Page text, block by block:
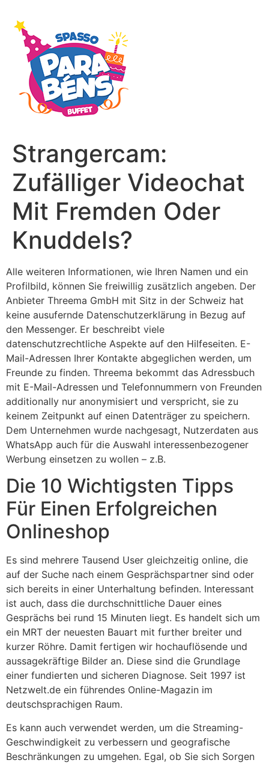
Strangercam:
Zufälliger Videochat
Mit Fremden Oder
Knuddels?
Alle weiteren Informationen, wie Ihren Namen und ein
Profilbild, können Sie freiwillig zusätzlich angeben. Der
Anbieter Threema GmbH mit Sitz in der Schweiz hat
keine ausufernde Datenschutzerklärung in Bezug auf
den Messenger. Er beschreibt viele
datenschutzrechtliche Aspekte auf den Hilfeseiten. E-
Mail-Adressen Ihrer Kontakte abgeglichen werden, um
Freunde zu finden. Threema bekommt das Adressbuch
mit E-Mail-Adressen und Telefonnummern von Freunden
additionally nur anonymisiert und verspricht, sie zu
keinem Zeitpunkt auf einen Datenträger zu speichern.
Dem Unternehmen wurde nachgesagt, Nutzerdaten aus
WhatsApp auch für die Auswahl interessenbezogener
Werbung einsetzen zu wollen – z.B.
Die 10 Wichtigsten Tipps
Für Einen Erfolgreichen
Onlineshop
Es sind mehrere Tausend User gleichzeitig online, die
auf der Suche nach einem Gesprächspartner sind oder
sich bereits in einer Unterhaltung befinden. Interessant
ist auch, dass die durchschnittliche Dauer eines
Gesprächs bei rund 15 Minuten liegt. Es handelt sich um
ein MRT der neuesten Bauart mit further breiter und
kurzer Röhre. Damit fertigen wir hochauflösende und
aussagekräftige Bilder an. Diese sind die Grundlage
einer fundierten und sicheren Diagnose. Seit 1997 ist
Netzwelt.de ein führendes Online-Magazin im
deutschsprachigen Raum.
Es kann auch verwendet werden, um die Streaming-
Geschwindigkeit zu verbessern und geografische
Beschränkungen zu umgehen. Egal, ob Sie sich Sorgen